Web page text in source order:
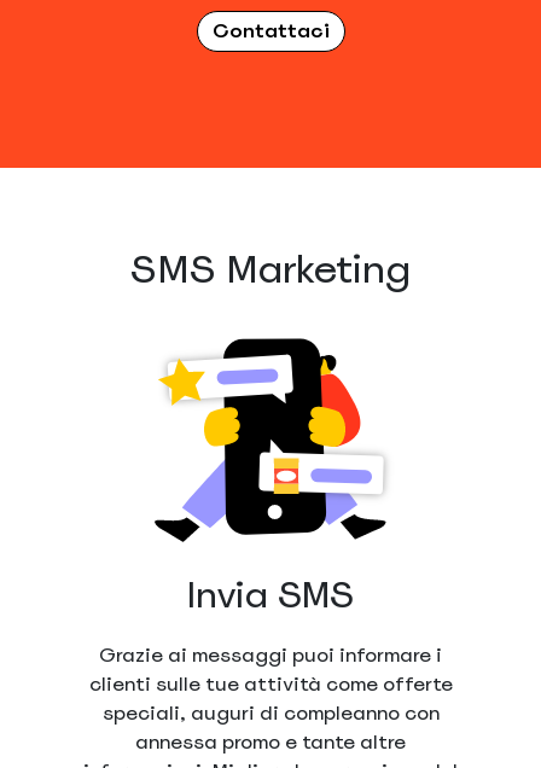
Contattaci
SMS Marketing
Invia SMS
Grazie ai messaggi puoi informare i
clienti sulle tue attività come offerte
speciali, auguri di compleanno con
annessa promo e tante altre